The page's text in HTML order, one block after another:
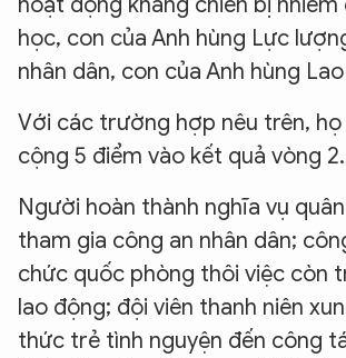
học, con của Anh hùng Lực
nhân dân, con của Anh hùng
Với các trường hợp nêu trên,
cộng 5 điểm vào kết quả vòng 2.
Người hoàn thành nghĩa vụ
tham gia công an nhân dân;
chức quốc phòng thôi việc còn
lao động; đội viên thanh niên
thức trẻ tình nguyện đến công